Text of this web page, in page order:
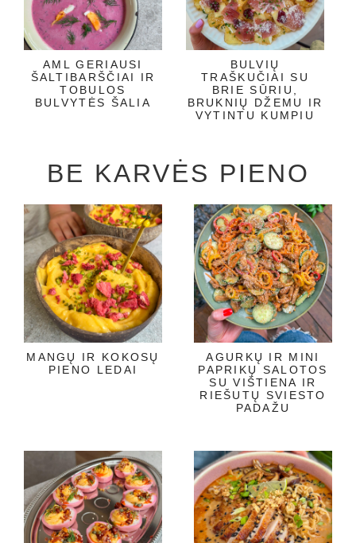
AML GERIAUSI
ŠALTIBARŠČIAI IR
TOBULOS
BULVYTĖS ŠALIA
BULVIŲ
TRAŠKUČIAI SU
BRIE SŪRIU,
BRUKNIŲ DŽEMU IR
VYTINTU KUMPIU
BE KARVĖS PIENO
MANGŲ IR KOKOSŲ
PIENO LEDAI
AGURKŲ IR MINI
PAPRIKŲ SALOTOS
SU VIŠTIENA IR
RIEŠUTŲ SVIESTO
PADAŽU